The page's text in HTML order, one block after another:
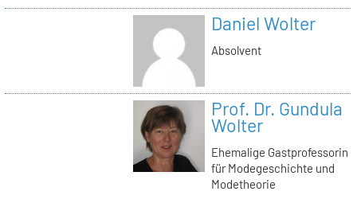
Daniel Wolter
Absolvent
Prof. Dr. Gundula
Wolter
Ehemalige Gastprofessorin
für Modegeschichte und
Modetheorie